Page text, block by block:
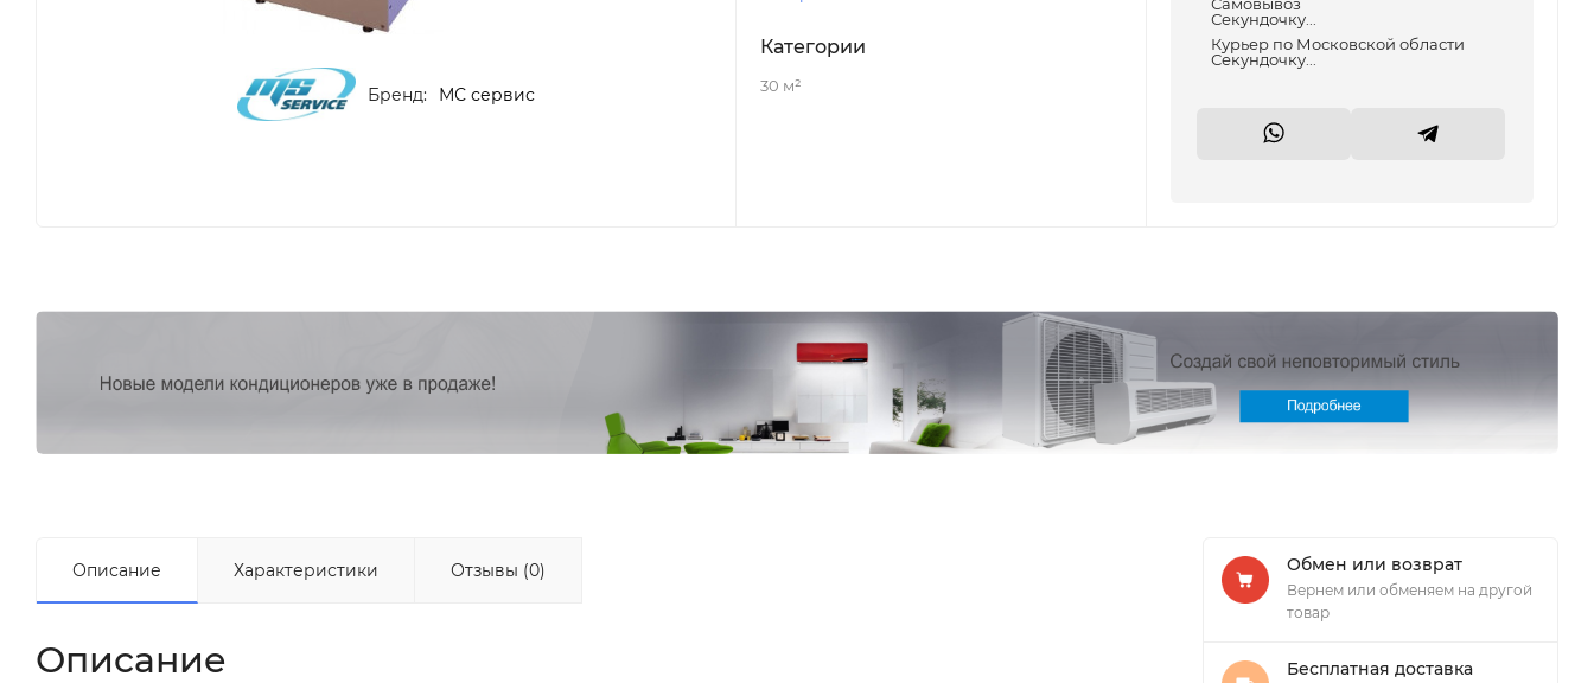
Бренд: МС сервис
Категории
30 м²
Секундочку...
Курьер по Московской области
Секундочку...
Описание Характеристики Отзывы (0)
Описание
Обмен или возврат
Вернем или обменяем на другой
товар
Бесплатная доставка